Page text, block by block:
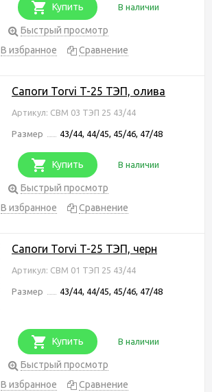
Купить В наличии
Быстрый просмотр
В избранное
Сравнение
Сапоги Torvi T-25 ТЭП, олива
Артикул: СВМ 03 ТЭП 25 43/44
Размер 43/44, 44/45, 45/46, 47/48
Купить В наличии
Быстрый просмотр
В избранное
Сравнение
Сапоги Torvi T-25 ТЭП, черн
Артикул: СВМ 01 ТЭП 25 43/44
Размер 43/44, 44/45, 45/46, 47/48
Купить В наличии
Быстрый просмотр
В избранное
Сравнение